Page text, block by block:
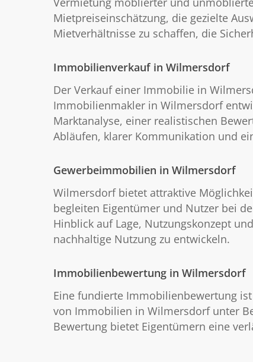
Mietpreiseinschätzung, die gezielte
Mietverhältnisse zu schaffen, die
Immobilienverkauf in Wilmersdorf
Der Verkauf einer Immobilie in
Immobilienmakler in Wilmersdorf
Marktanalyse, einer realistischen
Abläufen, klarer Kommunikation und
Gewerbeimmobilien in Wilmersdorf
Wilmersdorf bietet attraktive
begleiten Eigentümer und Nutzer bei
Hinblick auf Lage, Nutzungskonzept
nachhaltige Nutzung zu entwickeln.
Immobilienbewertung in Wilmersdorf
Eine fundierte Immobilienbewertung
von Immobilien in Wilmersdorf unter
Bewertung bietet Eigentümern eine